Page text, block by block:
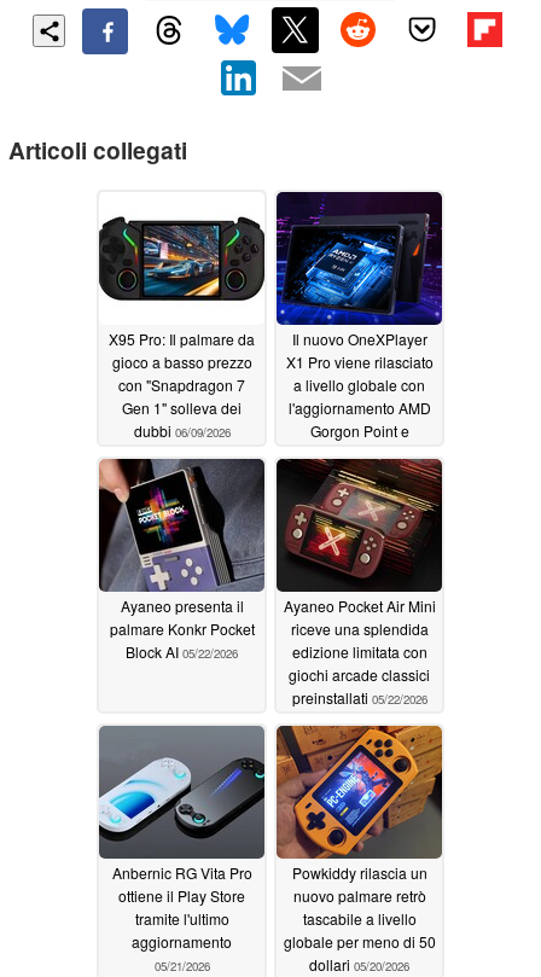
Articoli collegati
X95 Pro: Il palmare da
gioco a basso prezzo
con "Snapdragon 7
Gen 1" solleva dei
dubbi 06/09/2026
Il nuovo OneXPlayer
X1 Pro viene rilasciato
a livello globale con
l'aggiornamento AMD
Gorgon Point e
OCuLink05/22/2026
Ayaneo presenta il
palmare Konkr Pocket
Block AI 05/22/2026
Ayaneo Pocket Air Mini
riceve una splendida
edizione limitata con
giochi arcade classici
preinstallati 05/22/2026
Anbernic RG Vita Pro
ottiene il Play Store
tramite l'ultimo
aggiornamento
05/21/2026
Powkiddy rilascia un
nuovo palmare retrò
tascabile a livello
globale per meno di 50
dollari 05/20/2026